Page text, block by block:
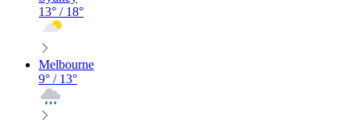
13° / 18°
Melbourne
9° / 13°